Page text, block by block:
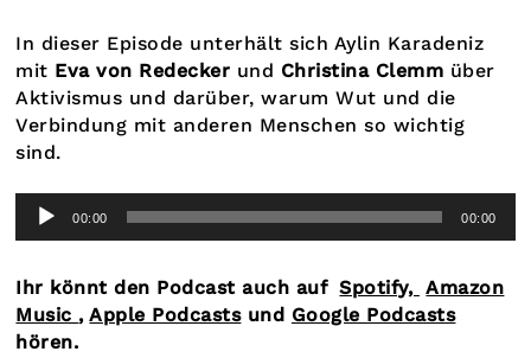
In dieser Episode unterhält sich Aylin Karadeniz
mit Eva von Redecker und Christina Clemm über
Aktivismus und darüber, warum Wut und die
Verbindung mit anderen Menschen so wichtig
sind.
Audio-
Player
00:00 00:00
Ihr könnt den Podcast auch aufSpotify, Amazon
Music ,Apple Podcastsund Google Podcasts
hören.